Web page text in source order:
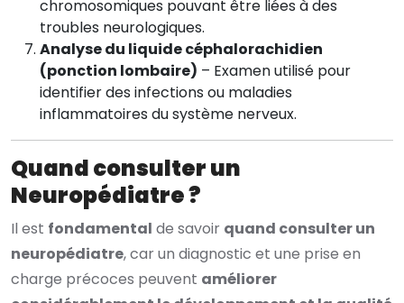
chromosomiques pouvant être liées à des
troubles neurologiques.
Analyse du liquide céphalorachidien
(ponction lombaire) – Examen utilisé pour
identifier des infections ou maladies
inflammatoires du système nerveux.
Quand consulter un
Neuropédiatre ?
Il est fondamental de savoir quand consulter un
neuropédiatre, car un diagnostic et une prise en
charge précoces peuvent améliorer